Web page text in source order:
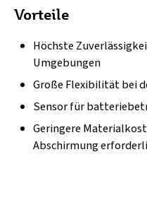
Vorteile
Höchste
Umgebungen
Große Flexibilität bei
Sensor für
Geringere
Abschirmung